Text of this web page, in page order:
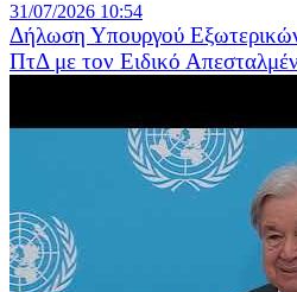
31/07/2026 10:54
Δήλωση Υπουργού
ΠτΔ με τον Ειδικό